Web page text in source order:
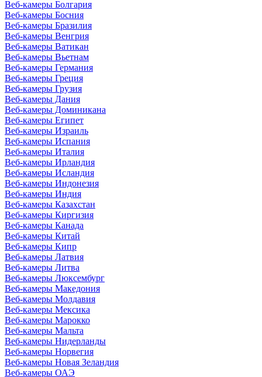
Веб-камеры Болгария
Веб-камеры Босния
Веб-камеры Бразилия
Веб-камеры Венгрия
Веб-камеры Ватикан
Веб-камеры Вьетнам
Веб-камеры Германия
Веб-камеры Греция
Веб-камеры Грузия
Веб-камеры Дания
Веб-камеры Доминикана
Веб-камеры Египет
Веб-камеры Израиль
Веб-камеры Испания
Веб-камеры Италия
Веб-камеры Ирландия
Веб-камеры Исландия
Веб-камеры Индонезия
Веб-камеры Индия
Веб-камеры Казахстан
Веб-камеры Киргизия
Веб-камеры Канада
Веб-камеры Китай
Веб-камеры Кипр
Веб-камеры Латвия
Веб-камеры Литва
Веб-камеры Люксембург
Веб-камеры Македония
Веб-камеры Молдавия
Веб-камеры Мексика
Веб-камеры Марокко
Веб-камеры Мальта
Веб-камеры Нидерланды
Веб-камеры Норвегия
Веб-камеры Новая Зеландия
Веб-камеры ОАЭ